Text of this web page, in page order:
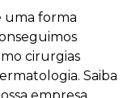
uma forma
cirurgias
Saiba